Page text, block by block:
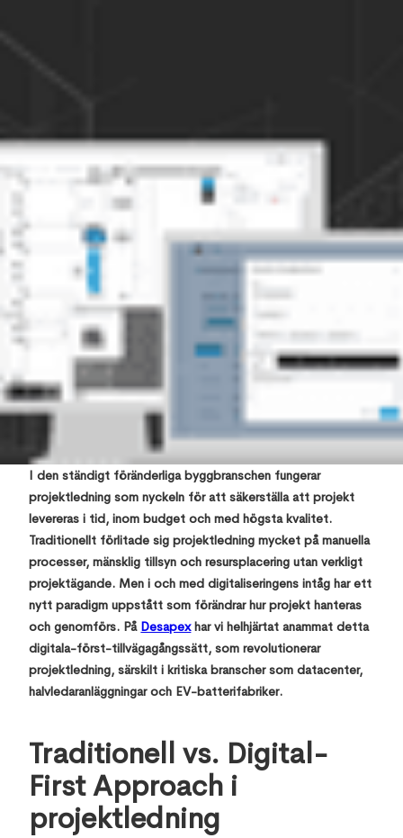
I den ständigt föränderliga byggbranschen fungerar
projektledning som nyckeln för att säkerställa att projekt
levereras i tid, inom budget och med högsta kvalitet.
Traditionellt förlitade sig projektledning mycket på manuella
processer, mänsklig tillsyn och resursplacering utan verkligt
projektägande. Men i och med digitaliseringens intåg har ett
nytt paradigm uppstått som förändrar hur projekt hanteras
och genomförs. På Desapexhar vi helhjärtat anammat detta
digitala-först-tillvägagångssätt, som revolutionerar
projektledning, särskilt i kritiska branscher som datacenter,
halvledaranläggningar och EV-batterifabriker.
Traditionell vs. Digital-
First Approach i
projektledning